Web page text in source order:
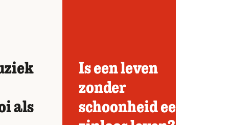
als
Is een leven
zonder
schoonheid een